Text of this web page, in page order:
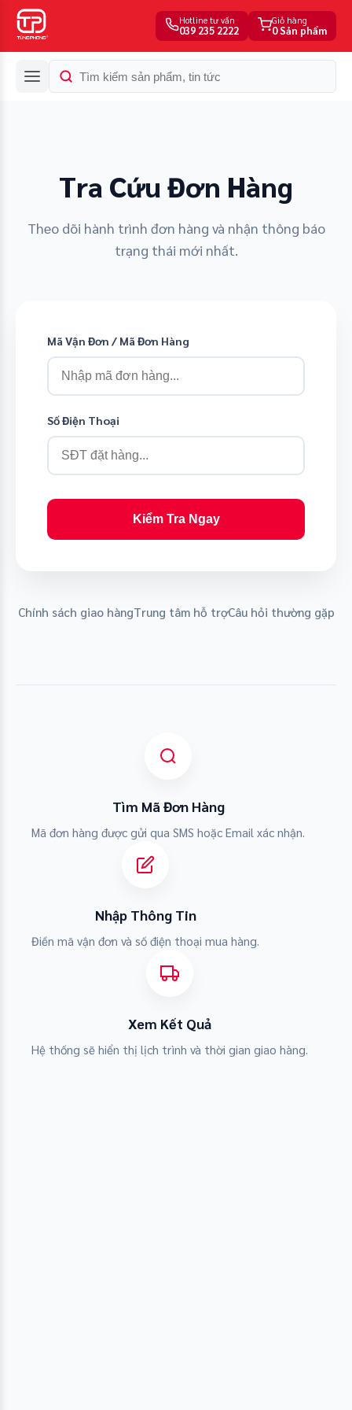
Hotline tư vấn
039 235 2222
Giỏ hàng
0 Sản phẩm
Tra Cứu Đơn Hàng
Theo dõi hành trình đơn hàng và nhận thông báo
trạng thái mới nhất.
Mã Vận Đơn / Mã Đơn Hàng
Số Điện Thoại
Kiểm Tra Ngay
Chính sách giao hàngTrung tâm hỗ trợCâu hỏi thường gặp
Tìm Mã Đơn Hàng
Mã đơn hàng được gửi qua SMS hoặc Email xác nhận.
Nhập Thông Tin
Điền mã vận đơn và số điện thoại mua hàng.
Xem Kết Quả
Hệ thống sẽ hiển thị lịch trình và thời gian giao hàng.